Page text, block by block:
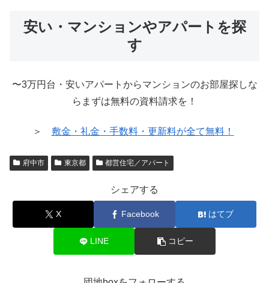
安い・マンションやアパートを探
す
〜3万円台・安いアパートからマンションのお部屋探しな
らまずは無料の資料請求を！
＞ 敷金・礼金・手数料・更新料が全て無料！
府中市 東京都 都営住宅／アパート
シェアする
X Facebook はてブ
LINE コピー